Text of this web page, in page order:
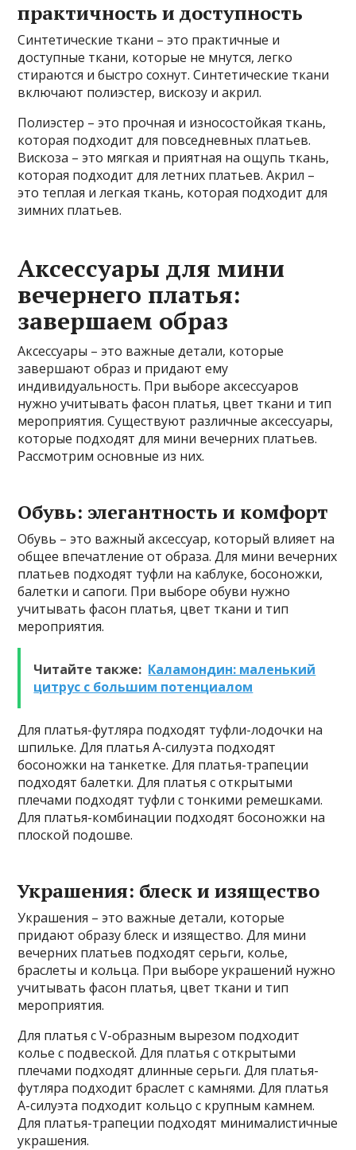
практичность и доступность
Синтетические ткани – это практичные и
доступные ткани, которые не мнутся, легко
стираются и быстро сохнут. Синтетические ткани
включают полиэстер, вискозу и акрил.
Полиэстер – это прочная и износостойкая ткань,
которая подходит для повседневных платьев.
Вискоза – это мягкая и приятная на ощупь ткань,
которая подходит для летних платьев. Акрил –
это теплая и легкая ткань, которая подходит для
зимних платьев.
Аксессуары для мини
вечернего платья:
завершаем образ
Аксессуары – это важные детали, которые
завершают образ и придают ему
индивидуальность. При выборе аксессуаров
нужно учитывать фасон платья, цвет ткани и тип
мероприятия. Существуют различные аксессуары,
которые подходят для мини вечерних платьев.
Рассмотрим основные из них.
Обувь: элегантность и комфорт
Обувь – это важный аксессуар, который влияет на
общее впечатление от образа. Для мини вечерних
платьев подходят туфли на каблуке, босоножки,
балетки и сапоги. При выборе обуви нужно
учитывать фасон платья, цвет ткани и тип
мероприятия.
Читайте также: Каламондин: маленький
цитрус с большим потенциалом
Для платья-футляра подходят туфли-лодочки на
шпильке. Для платья А-силуэта подходят
босоножки на танкетке. Для платья-трапеции
подходят балетки. Для платья с открытыми
плечами подходят туфли с тонкими ремешками.
Для платья-комбинации подходят босоножки на
плоской подошве.
Украшения: блеск и изящество
Украшения – это важные детали, которые
придают образу блеск и изящество. Для мини
вечерних платьев подходят серьги, колье,
браслеты и кольца. При выборе украшений нужно
учитывать фасон платья, цвет ткани и тип
мероприятия.
Для платья с V-образным вырезом подходит
колье с подвеской. Для платья с открытыми
плечами подходят длинные серьги. Для платья-
футляра подходит браслет с камнями. Для платья
А-силуэта подходит кольцо с крупным камнем.
Для платья-трапеции подходят минималистичные
украшения.